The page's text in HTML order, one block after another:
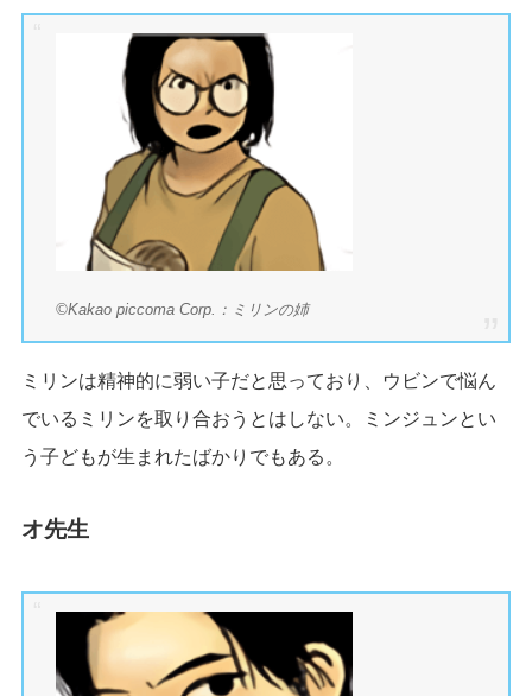
©Kakao piccoma Corp.：ミリンの姉
ミリンは精神的に弱い子だと思っており、ウビンで悩ん
でいるミリンを取り合おうとはしない。ミンジュンとい
う子どもが生まれたばかりでもある。
オ先生